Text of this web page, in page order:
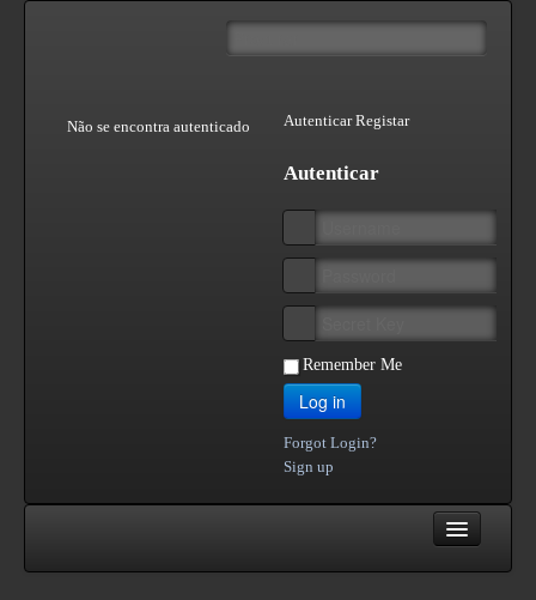
Autenticar Registar
Autenticar
Remember Me
Log in
Forgot Login?
Sign up
Não se encontra autenticado